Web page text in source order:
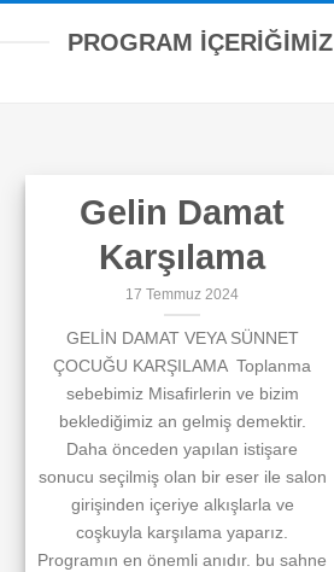
PROGRAM İÇERİĞİMİZ
Gelin Damat
Karşılama
17 Temmuz 2024
GELİN DAMAT VEYA SÜNNET
ÇOCUĞU KARŞILAMA Toplanma
sebebimiz Misafirlerin ve bizim
beklediğimiz an gelmiş demektir.
Daha önceden yapılan istişare
sonucu seçilmiş olan bir eser ile salon
girişinden içeriye alkışlarla ve
coşkuyla karşılama yaparız.
Programın en önemli anıdır. bu sahne